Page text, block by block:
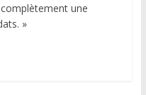
une
»